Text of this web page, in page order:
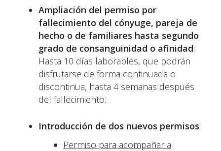
Ampliación del permiso por
fallecimiento del cónyuge, pareja de
hecho o de familiares hasta segundo
grado de consanguinidad o afinidad:
Hasta 10 días laborables, que podrán
disfrutarse de forma continuada o
discontinua, hasta 4 semanas después
del fallecimiento.
Introducción de dos nuevos permisos:
Permiso para acompañar a